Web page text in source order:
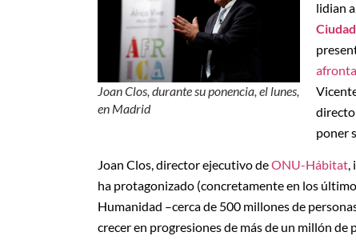
Joan Clos, durante su ponencia, el lunes,
en Madrid
lidian
poner
Joan Clos, director ejecutivo deONU-Hábitat,
ha protagonizado (concretamente en los
Humanidad –cerca de 500 millones de
crecer en progresiones de más de un millón